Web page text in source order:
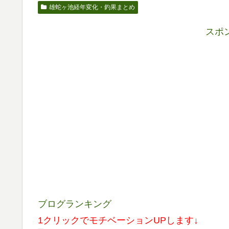
雄蛇ヶ池経年変化・釣果まとめ
スポ
ブログランキング
1クリックでモチベーションUPします↓